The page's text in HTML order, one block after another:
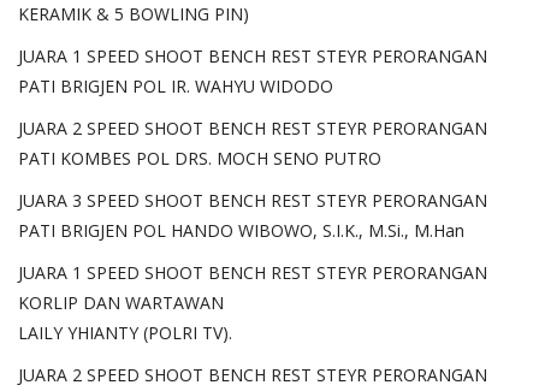
KERAMIK & 5 BOWLING PIN)
JUARA 1 SPEED SHOOT BENCH REST STEYR PERORANGAN
PATI BRIGJEN POL IR. WAHYU WIDODO
JUARA 2 SPEED SHOOT BENCH REST STEYR PERORANGAN
PATI KOMBES POL DRS. MOCH SENO PUTRO
JUARA 3 SPEED SHOOT BENCH REST STEYR PERORANGAN
PATI BRIGJEN POL HANDO WIBOWO, S.I.K., M.Si., M.Han
JUARA 1 SPEED SHOOT BENCH REST STEYR PERORANGAN
KORLIP DAN WARTAWAN
LAILY YHIANTY (POLRI TV).
JUARA 2 SPEED SHOOT BENCH REST STEYR PERORANGAN